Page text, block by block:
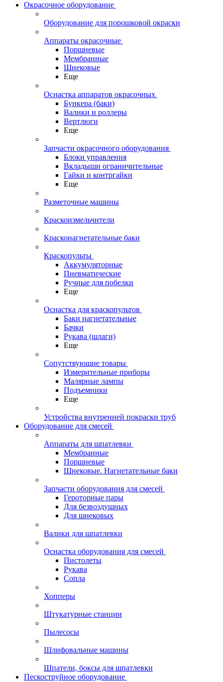
Окрасочное оборудование
Оборудование для порошковой окраски
Аппараты окрасочные
Поршневые
Мембранные
Шнековые
Еще
Оснастка аппаратов окрасочных
Бункера (баки)
Валики и роллеры
Вертлюги
Еще
Запчасти окрасочного оборудования
Блоки управления
Вкладыши ограничительные
Гайки и контргайки
Еще
Разметочные машины
Краскоизмельчители
Красконагнетательные баки
Краскопульты
Аккумуляторные
Пневматические
Ручные для побелки
Еще
Оснастка для краскопультов
Баки нагнетательные
Бачки
Рукава (шлаги)
Еще
Сопутствующие товары
Измерительные приборы
Малярные лампы
Подъемники
Еще
Устройства внутренней покраски труб
Оборудование для смесей
Аппараты для шпатлевки
Мембранные
Поршневые
Шнековые. Нагнетательные баки
Запчасти оборудования для смесей
Героторные пары
Для безвоздушных
Для шнековых
Валики для шпатлевки
Оснастка оборудования для смесей
Пистолеты
Рукава
Сопла
Хопперы
Штукатурные станции
Пылесосы
Шлифовальные машины
Шпатели, боксы для шпатлевки
Пескоструйное оборудование